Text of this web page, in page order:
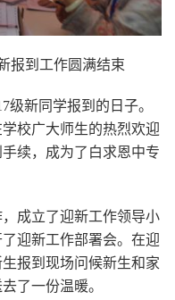
报到工作圆满结束
级新同学报到的日子。
校广大师生的热烈欢迎
续，成为了白求恩中专
成立了迎新工作领导小
迎新工作部署会。在迎
报到现场问候新生和家
了一份温暖。